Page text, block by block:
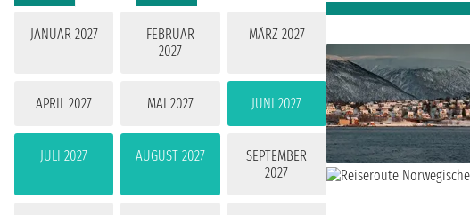
JANUAR 2027
FEBRUAR
2027
MÄRZ 2027
APRIL 2027 MAI 2027 JUNI 2027
JULI 2027 AUGUST 2027
SEPTEMBER
2027